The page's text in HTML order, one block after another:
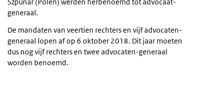
generaal.
De mandaten van veertien rechters en vijf advocaten-
generaal lopen af op 6 oktober 2018. Dit jaar moeten
dus nog vijf rechters en twee advocaten-generaal
worden benoemd.